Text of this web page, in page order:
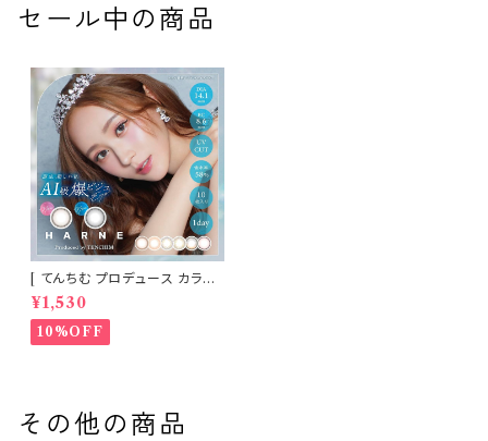
セール中の商品
[ てんちむ プロデュース カラコ
ン ] HARNE (ハルネ) ワンデー
1day 10枚入り （当日発送） 1da
y
¥1,530
10%OFF
その他の商品